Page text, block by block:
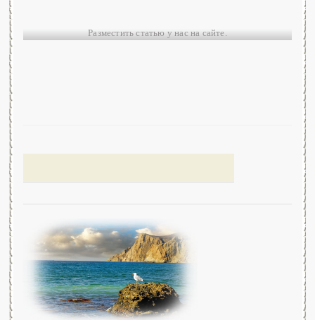
Разместить статью у нас на сайте.